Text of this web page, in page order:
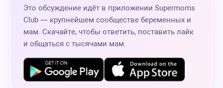
Это обсуждение идёт в приложении Supermoms
Club — крупнейшем сообществе беременных и
мам. Скачайте, чтобы ответить, поставить лайк
и общаться с тысячами мам.